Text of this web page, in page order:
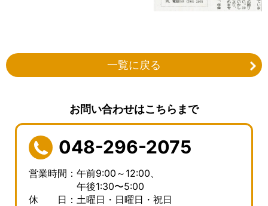
一覧に戻る
お問い合わせはこちらまで
048-296-2075
営業時間：午前9:00～12:00、
午後1:30〜5:00
休 日：土曜日・日曜日・祝日